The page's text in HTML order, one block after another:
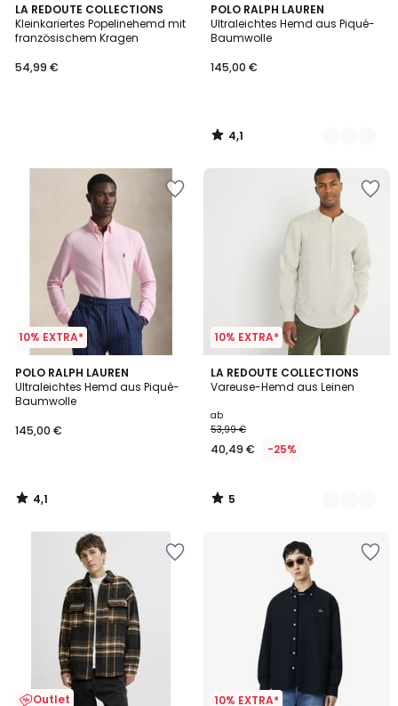
LA REDOUTE COLLECTIONS
Kleinkariertes Popelinehemd mit
französischem Kragen
54,99 €
POLO RALPH LAUREN
Ultraleichtes Hemd aus Piqué-
Baumwolle
145,00 €
4,1
/ 5
5
Farben
4,1
/
10% EXTRA*
POLO RALPH LAUREN
Ultraleichtes Hemd aus Piqué-
Baumwolle
145,00 €
4,1
/ 5
4,1
/
10% EXTRA*
LA REDOUTE COLLECTIONS
Vareuse-Hemd aus Leinen
ab
53,99 €
40,49 € -25%
5
/
3
Farben
5
/
Outlet 10% EXTRA*